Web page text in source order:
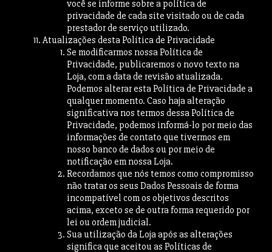
você se informe sobre a política de
privacidade de cada site visitado ou de cada
prestador de serviço utilizado.
Atualizações desta Política de Privacidade
Se modificarmos nossa Política de
Privacidade, publicaremos o novo texto na
Loja, com a data de revisão atualizada.
Podemos alterar esta Política de Privacidade a
qualquer momento. Caso haja alteração
significativa nos termos dessa Política de
Privacidade, podemos informá-lo por meio das
informações de contato que tivermos em
nosso banco de dados ou por meio de
notificação em nossa Loja.
Recordamos que nós temos como compromisso
não tratar os seus Dados Pessoais de forma
incompatível com os objetivos descritos
acima, exceto se de outra forma requerido por
lei ou ordem judicial.
Sua utilização da Loja após as alterações
significa que aceitou as Políticas de